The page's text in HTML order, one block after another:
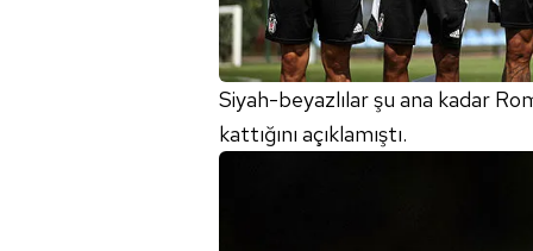
Siyah-beyazlılar şu ana kadar
kattığını açıklamıştı.